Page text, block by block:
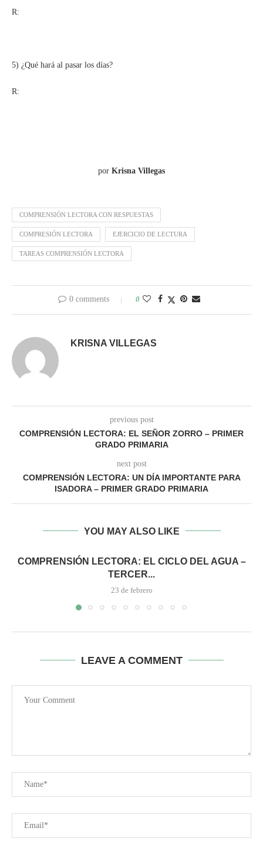
R:
5) ¿Qué hará al pasar los días?
R:
por Krisna Villegas
COMPRENSIÓN LECTORA CON RESPUESTAS
COMPRESIÓN LECTORA EJERCICIO DE LECTURA
TAREAS COMPRENSIÓN LECTORA
0 comments 0
KRISNA VILLEGAS
previous post
COMPRENSIÓN LECTORA: EL SEÑOR ZORRO – PRIMER
GRADO PRIMARIA
next post
COMPRENSIÓN LECTORA: UN DÍA IMPORTANTE PARA
ISADORA – PRIMER GRADO PRIMARIA
YOU MAY ALSO LIKE
COMPRENSIÓN LECTORA: EL CICLO DEL AGUA –
TERCER...
23 de febrero
LEAVE A COMMENT